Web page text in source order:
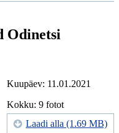
Odinetsi
Kuupäev: 11.01.2021
Kokku: 9 fotot
Laadi alla (1.69 MB)